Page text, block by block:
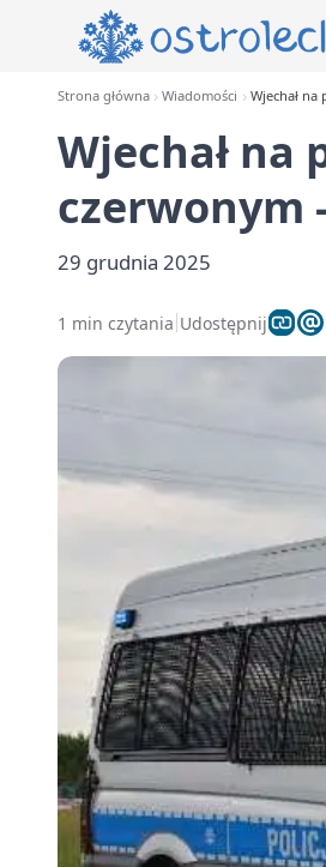
Strona główna Wiadomości Wjechał
Wjechał na
czerwonym
29 grudnia 2025
1 min czytania Udostępnij